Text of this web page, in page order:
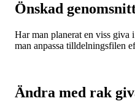
Önskad
Har man planerat en viss giva
man anpassa tilldelningsfilen
Ändra med rak